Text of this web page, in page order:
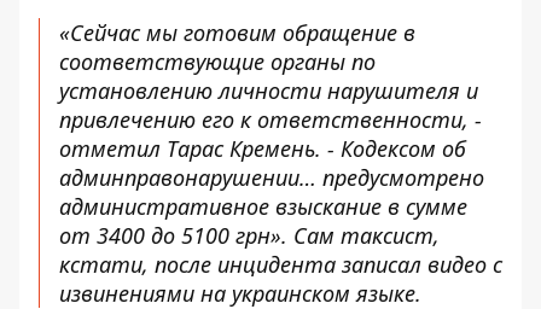
«Сейчас мы готовим обращение в
соответствующие органы по
установлению личности нарушителя и
привлечению его к ответственности, -
отметил Тарас Кремень. - Кодексом об
админправонарушении… предусмотрено
административное взыскание в сумме
от 3400 до 5100 грн». Сам таксист,
кстати, после инцидента записал видео с
извинениями на украинском языке.